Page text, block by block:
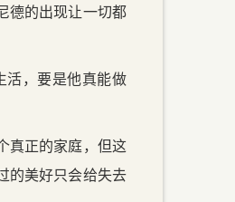
德的出现让一切都
活，要是他真能做
真正的家庭，但这
的美好只会给失去